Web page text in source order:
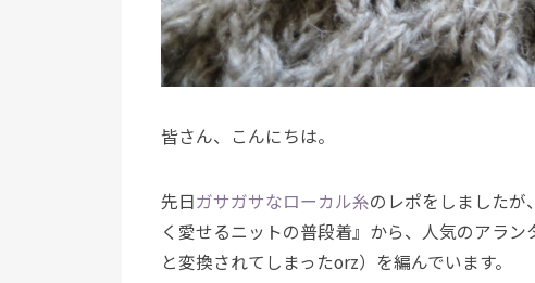
皆さん、こんにちは。
先日ガサガサなローカル糸のレポをしました
く愛せるニットの普段着』から、人気のアラ
と変換されてしまったorz）を編んでいます。